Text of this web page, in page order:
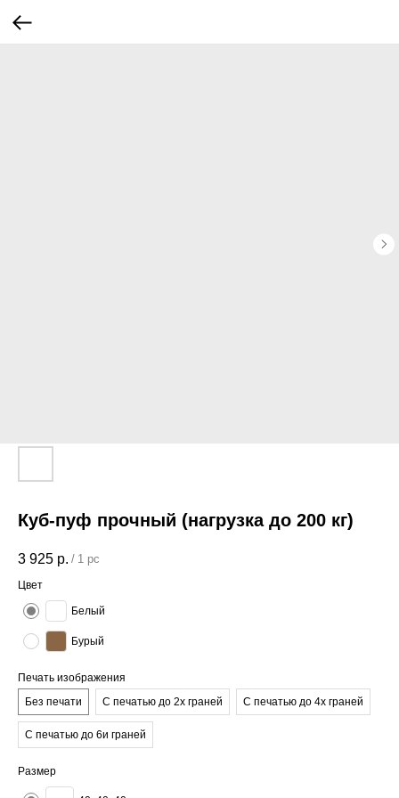
Куб-пуф прочный (нагрузка до 200 кг)
3 925 р. / 1 pc
Цвет
Белый
Бурый
Печать изображения
Без печати
С печатью до 2х граней С печатью до 4х граней
С печатью до 6и граней
Размер